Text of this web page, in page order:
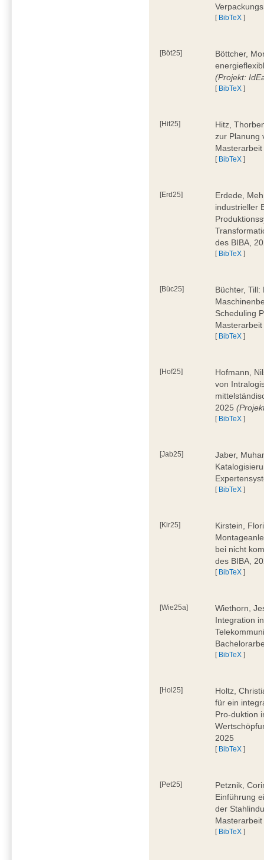
[ BibTeX ]
[Böt25]
Böttcher,
(Projekt:
[ BibTeX ]
[Hit25]
Hitz,
zur Planung
[ BibTeX ]
[Erd25]
Erdede,
industrieller
des BIBA,
[ BibTeX ]
[Büc25]
Büchter, Till:
Scheduling
[ BibTeX ]
[Hof25]
Hofmann,
von
2025
[ BibTeX ]
[Jab25]
Jaber,
[ BibTeX ]
[Kir25]
Kirstein,
bei nicht
des BIBA,
[ BibTeX ]
[Wie25a]
Wiethorn,
Integration
[ BibTeX ]
[Hol25]
Holtz,
für ein
Pro-duktion
2025
[ BibTeX ]
[Pet25]
Petznik,
Einführung
der
[ BibTeX ]